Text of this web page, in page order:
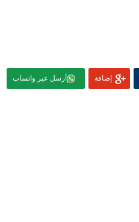
إضافة أرسل عبر واتساب